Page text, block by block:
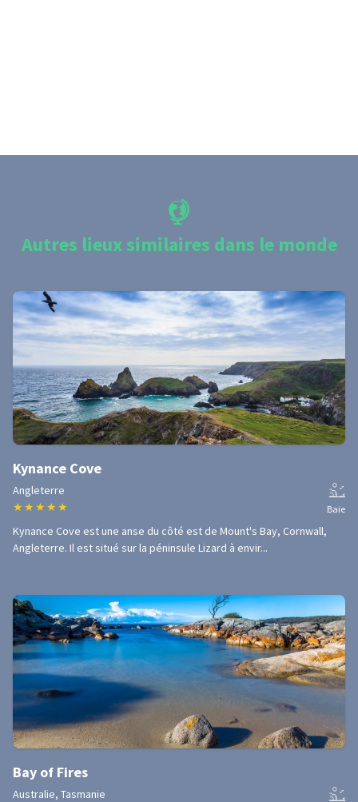
Autres lieux similaires dans le monde
Kynance Cove
Angleterre
★ ★ ★ ★ ★ Baie
Kynance Cove est une anse du côté est de Mount's Bay, Cornwall,
Angleterre. Il est situé sur la péninsule Lizard à envir...
Bay of Fires
Australie, Tasmanie